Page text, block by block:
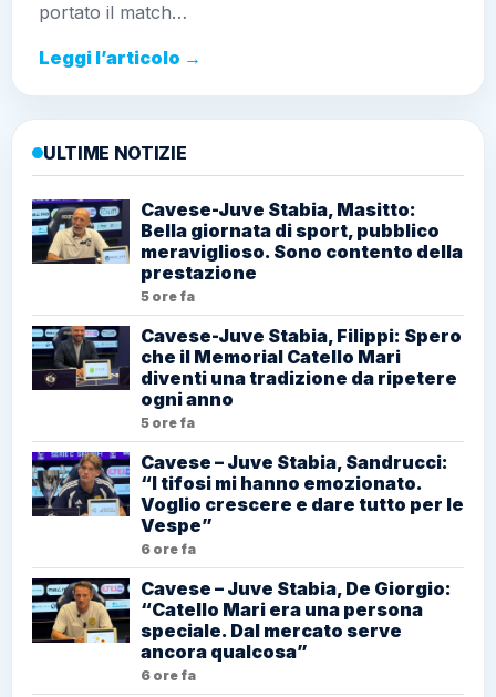
portato il match…
Leggi l’articolo →
ULTIME NOTIZIE
Cavese-Juve Stabia, Masitto:
Bella giornata di sport, pubblico
meraviglioso. Sono contento della
prestazione
5 ore fa
Cavese-Juve Stabia, Filippi: Spero
che il Memorial Catello Mari
diventi una tradizione da ripetere
ogni anno
5 ore fa
Cavese – Juve Stabia, Sandrucci:
“I tifosi mi hanno emozionato.
Voglio crescere e dare tutto per le
Vespe”
6 ore fa
Cavese – Juve Stabia, De Giorgio:
“Catello Mari era una persona
speciale. Dal mercato serve
ancora qualcosa”
6 ore fa